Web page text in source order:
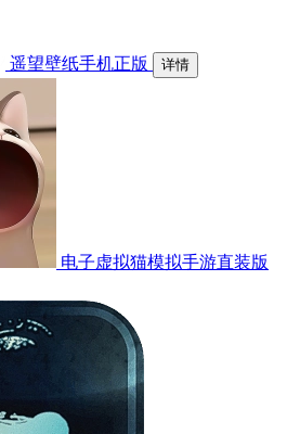
遥望壁纸手机正版 详情
电子虚拟猫模拟手游直装版